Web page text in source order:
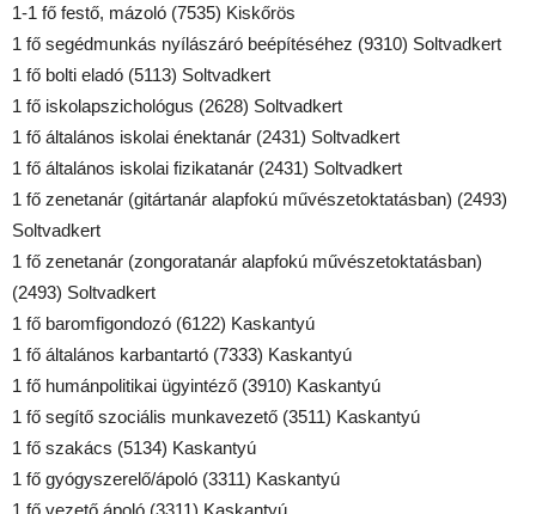
1-1 fő festő, mázoló (7535) Kiskőrös
1 fő segédmunkás nyílászáró beépítéséhez (9310) Soltvadkert
1 fő bolti eladó (5113) Soltvadkert
1 fő iskolapszichológus (2628) Soltvadkert
1 fő általános iskolai énektanár (2431) Soltvadkert
1 fő általános iskolai fizikatanár (2431) Soltvadkert
1 fő zenetanár (gitártanár alapfokú művészetoktatásban) (2493)
Soltvadkert
1 fő zenetanár (zongoratanár alapfokú művészetoktatásban)
(2493) Soltvadkert
1 fő baromfigondozó (6122) Kaskantyú
1 fő általános karbantartó (7333) Kaskantyú
1 fő humánpolitikai ügyintéző (3910) Kaskantyú
1 fő segítő szociális munkavezető (3511) Kaskantyú
1 fő szakács (5134) Kaskantyú
1 fő gyógyszerelő/ápoló (3311) Kaskantyú
1 fő vezető ápoló (3311) Kaskantyú